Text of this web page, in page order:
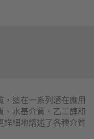
，這在一系列潛在應用
、水基介質、乙二醇和
詳細地講述了各種介質